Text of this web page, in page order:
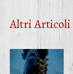
Altri Articoli